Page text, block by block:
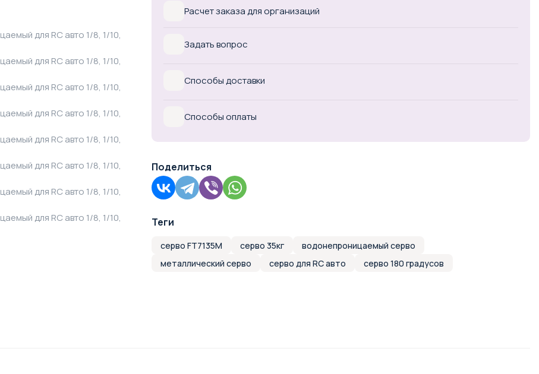
Расчет заказа для организаций
Задать вопрос
Способы доставки
Способы оплаты
Поделиться
Теги
серво FT7135M серво 35кг
водонепроницаемый серво
металлический серво
серво для RC авто серво 180 градусов